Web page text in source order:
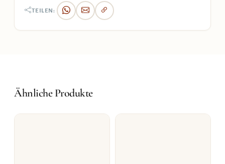
TEILEN:
Ähnliche Produkte